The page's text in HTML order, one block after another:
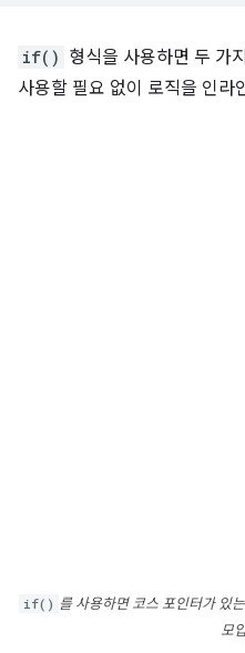
if() 형식을 사용하면 두 가
사용할 필요 없이 로직을 인라
if() 를 사용하면 코스 포인터가 있
모